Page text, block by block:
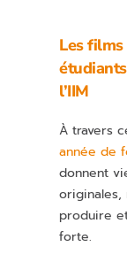
Les
l’IIM
À travers
année de
donnent
originales,
produire
forte.